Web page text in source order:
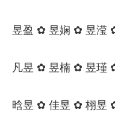
昱盈 ✿ 昱娴 ✿ 昱滢
凡昱 ✿ 昱楠 ✿ 昱瑾
晗昱 ✿ 佳昱 ✿ 栩昱